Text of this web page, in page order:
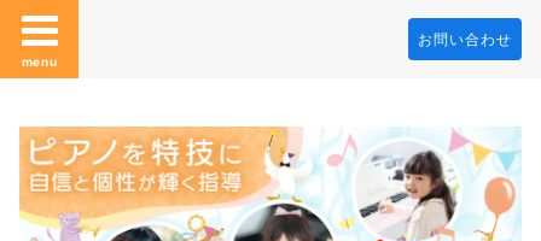
menu
お問い合わせ